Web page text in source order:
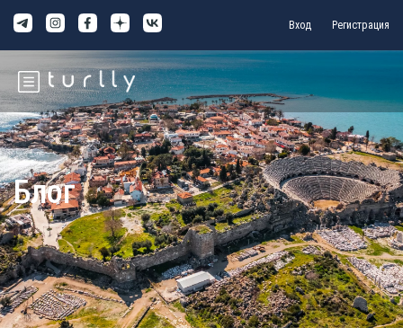
Вход Регистрация
Блог